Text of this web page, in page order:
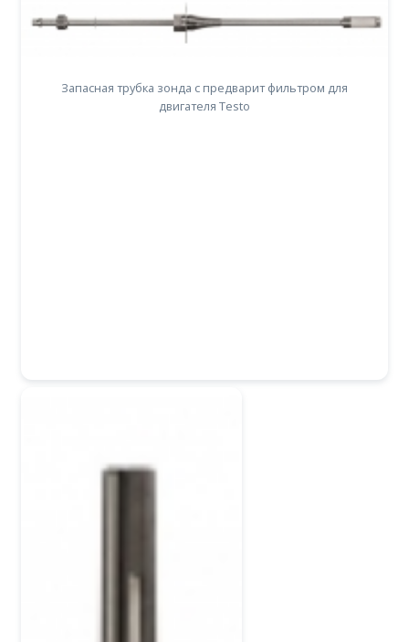
Запасная трубка зонда с предварит фильтром для
двигателя Testo